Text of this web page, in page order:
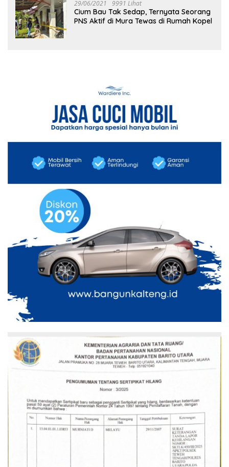
29/06/2021 9991 Lihat
Cium Bau Tak Sedap, Ternyata Seorang
PNS Aktif di Mura Tewas di Rumah Kopel